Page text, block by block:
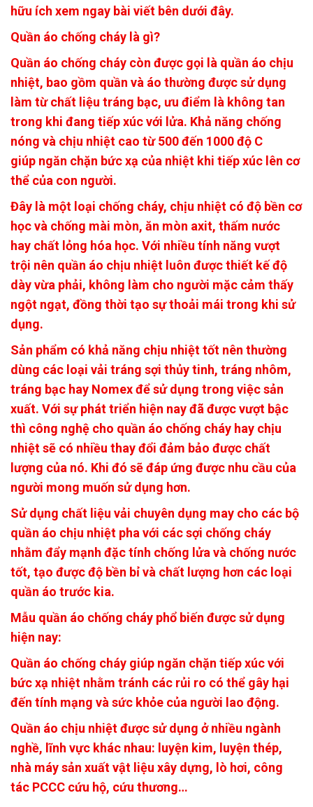
hữu ích xem ngay bài viết bên dưới đây.
Quần áo chống cháy là gì?
Quần áo chống cháy còn được gọi là quần áo chịu
nhiệt, bao gồm quần và áo thường được sử dụng
làm từ chất liệu tráng bạc, ưu điểm là không tan
trong khi đang tiếp xúc với lửa. Khả năng chống
nóng và chịu nhiệt cao từ 500 đến 1000 độ C
giúp ngăn chặn bức xạ của nhiệt khi tiếp xúc lên cơ
thể của con người.
Đây là một loại chống cháy, chịu nhiệt có độ bền cơ
học và chống mài mòn, ăn mòn axit, thấm nước
hay chất lỏng hóa học. Với nhiều tính năng vượt
trội nên quần áo chịu nhiệt luôn được thiết kế độ
dày vừa phải, không làm cho người mặc cảm thấy
ngột ngạt, đồng thời tạo sự thoải mái trong khi sử
dụng.
Sản phẩm có khả năng chịu nhiệt tốt nên thường
dùng các loại vải tráng sợi thủy tinh, tráng nhôm,
tráng bạc hay Nomex để sử dụng trong việc sản
xuất. Với sự phát triển hiện nay đã được vượt bậc
thì công nghệ cho quần áo chống cháy hay chịu
nhiệt sẽ có nhiều thay đổi đảm bảo được chất
lượng của nó. Khi đó sẽ đáp ứng được nhu cầu của
người mong muốn sử dụng hơn.
Sử dụng chất liệu vải chuyên dụng may cho các bộ
quần áo chịu nhiệt pha với các sợi chống cháy
nhằm đẩy mạnh đặc tính chống lửa và chống nước
tốt, tạo được độ bền bỉ và chất lượng hơn các loại
quần áo trước kia.
Mẫu quần áo chống cháy phổ biến được sử dụng
hiện nay:
Quần áo chống cháy giúp ngăn chặn tiếp xúc với
bức xạ nhiệt nhằm tránh các rủi ro có thể gây hại
đến tính mạng và sức khỏe của người lao động.
Quần áo chịu nhiệt được sử dụng ở nhiều ngành
nghề, lĩnh vực khác nhau: luyện kim, luyện thép,
nhà máy sản xuất vật liệu xây dựng, lò hơi, công
tác PCCC cứu hộ, cứu thương…